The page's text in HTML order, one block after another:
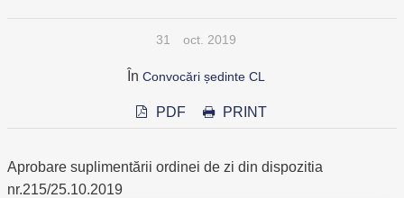
31 oct. 2019
În Convocări ședinte CL
PDF PRINT
Aprobare suplimentării ordinei de zi din dispozitia
nr.215/25.10.2019